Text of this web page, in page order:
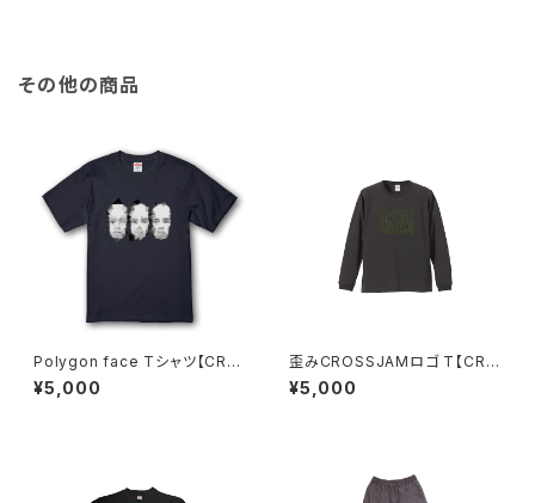
その他の商品
Polygon face Tシャツ【CRO
SSJAM】
¥5,000
歪みCROSSJAMロゴ T【CRO
SSJAM】
¥5,000